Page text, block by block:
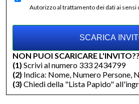
Autorizzo al trattamento dei dati ai sensi
NON PUOI SCARICARE L'INVITO??
(1) Scrivi al numero 333 2434799
(2) Indica: Nome, Numero Persone,
(3) Chiedi della "Lista Papido"